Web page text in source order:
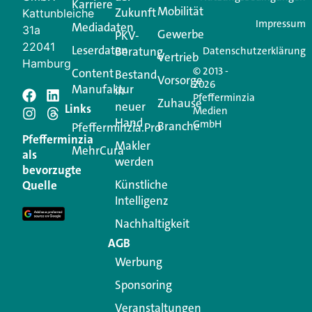
Jetzt anmelden
Schreiben Sie einen
Kommentar
Ihre E-Mail-Adresse wird nicht veröffentlicht.
Erforderliche Felder sind mit
Kommentar
Kattunbleiche
31a
22041
Hamburg
Pfefferminzia
als
bevorzugte
Quelle
Karriere
Mediadaten
Leserdaten
Content
Manufaktur
Links
Pfefferminzia.Pro
MehrCura
Zukunft
PKV-
Beratung
Bestand
in
neuer
Hand
Makler
werden
Künstliche
Intelligenz
Nachhaltigkeit
AGB
Werbung
Sponsoring
Veranstaltungen
Mobilität
Gewerbe
Vertrieb
Vorsorge
Zuhause
Branche
© 2013 -
2026
Pfefferminzia
Medien
GmbH
Impressum
Datenschutzerklärung